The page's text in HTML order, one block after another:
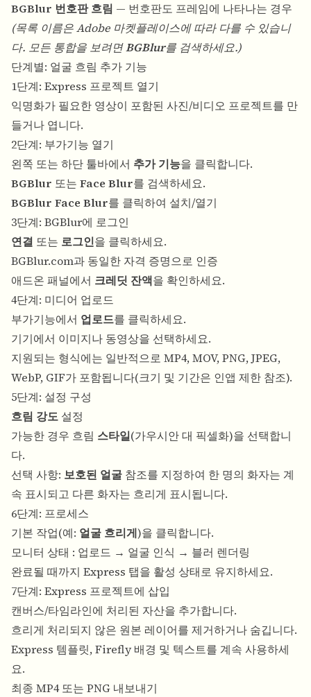
BGBlur 번호판 흐림 — 번호판도 프레임에 나타나는 경우
(목록 이름은 Adobe 마켓플레이스에 따라 다를 수 있습니
다. 모든 통합을 보려면BGBlur를 검색하세요.)
단계별: 얼굴 흐림 추가 기능
1단계: Express 프로젝트 열기
익명화가 필요한 영상이 포함된 사진/비디오 프로젝트를 만
들거나 엽니다.
2단계: 부가기능 열기
왼쪽 또는 하단 툴바에서 추가 기능을 클릭합니다.
BGBlur 또는 Face Blur를 검색하세요.
BGBlur Face Blur를 클릭하여 설치/열기
3단계: BGBlur에 로그인
연결 또는 로그인을 클릭하세요.
BGBlur.com과 동일한 자격 증명으로 인증
애드온 패널에서 크레딧 잔액을 확인하세요.
4단계: 미디어 업로드
부가기능에서 업로드를 클릭하세요.
기기에서 이미지나 동영상을 선택하세요.
지원되는 형식에는 일반적으로 MP4, MOV, PNG, JPEG,
WebP, GIF가 포함됩니다(크기 및 기간은 인앱 제한 참조).
5단계: 설정 구성
흐림 강도 설정
가능한 경우 흐림 스타일(가우시안 대 픽셀화)을 선택합니
다.
선택 사항: 보호된 얼굴 참조를 지정하여 한 명의 화자는 계
속 표시되고 다른 화자는 흐리게 표시됩니다.
6단계: 프로세스
기본 작업(예: 얼굴 흐리게)을 클릭합니다.
모니터 상태 : 업로드 → 얼굴 인식 → 블러 렌더링
완료될 때까지 Express 탭을 활성 상태로 유지하세요.
7단계: Express 프로젝트에 삽입
캔버스/타임라인에 처리된 자산을 추가합니다.
흐리게 처리되지 않은 원본 레이어를 제거하거나 숨깁니다.
Express 템플릿, Firefly 배경 및 텍스트를 계속 사용하세
요.
최종 MP4 또는 PNG 내보내기